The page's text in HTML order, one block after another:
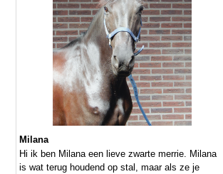
Milana
Hi ik ben Milana een lieve zwarte merrie. Milana
is wat terug houdend op stal, maar als ze je